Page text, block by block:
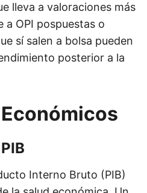
lleva a valoraciones más
a OPI pospuestas o
sí salen a bolsa pueden
posterior a la
Interno Bruto (PIB)